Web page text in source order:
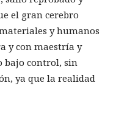
el gran cerebro
y humanos
y con maestría y
bajo control, sin
ya que la realidad